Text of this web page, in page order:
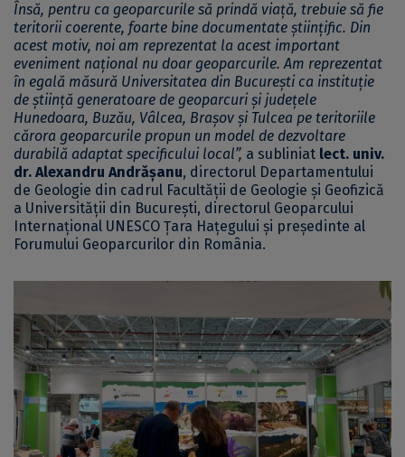
Însă, pentru ca geoparcurile să prindă viață, trebuie să fie
teritorii coerente, foarte bine documentate științific. Din
acest motiv, noi am reprezentat la acest important
eveniment național nu doar geoparcurile. Am reprezentat
în egală măsură Universitatea din București ca instituție
de știință generatoare de geoparcuri și județele
Hunedoara, Buzău, Vâlcea, Brașov și Tulcea pe teritoriile
cărora geoparcurile propun un model de dezvoltare
durabilă adaptat specificului local”, a subliniat lect. univ.
dr. Alexandru Andrășanu, directorul Departamentului
de Geologie din cadrul Facultății de Geologie și Geofizică
a Universității din București, directorul Geoparcului
Internațional UNESCO Țara Hațegului și președinte al
Forumului Geoparcurilor din România.